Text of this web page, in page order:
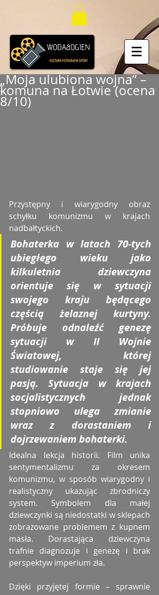
„Moja ulubiona wojna” –
komuna na Łotwie (ocena
8/10)
Przystępny i wiarygodny obraz
schyłku komunizmu w krajach
nadbałtyckich.
Bohaterka w latach 70-tych
ubiegłego wieku jako
kilkuletnia dziewczyna
orientuje się w sytuacji
swojego kraju będącego
częścią żelaznej kurtyny.
Próbuje odnaleźć genezę
sytuacji w II Wojnie
Światowej, której
studiowanie staje się jej
pasją. Sytuacja w krajach
socjalistycznych jednak
stopniowo ulega zmianie
wraz z dorastaniem i
dojrzewaniem bohaterki.
Idealna lekcja historii. Film unika
sentymentalizmu za okresem
komunizmu, w sposób wiarygodny i
realistyczny ukazując zbrodniczy
system. Symbolem dla małej
dziewczynki są niedostatki w sklepach
zobrazowane problemem z kupnem
masła. Dorastająca dziewczyna
trafnie diagnozuje i genezę i brak
perspektyw imperium zła.
Dzięki przyjętej formie – sprawnie